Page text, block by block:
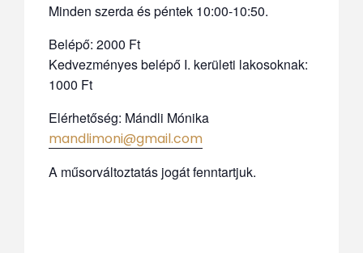
Minden szerda és péntek 10:00-10:50.
Belépő: 2000 Ft
Kedvezményes belépő I. kerületi lakosoknak:
1000 Ft
Elérhetőség: Mándli Mónika
mandlimoni@gmail.com
A műsorváltoztatás jogát fenntartjuk.